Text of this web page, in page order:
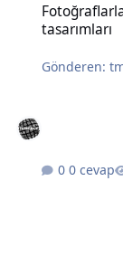
tasarımları
Gönderen:
0 cevap